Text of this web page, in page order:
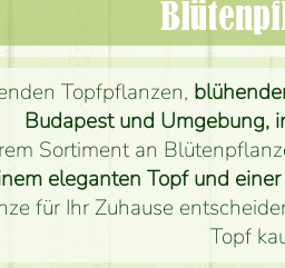
Topfpflanzen,
Budapest und Umgebung,
Sortiment an
eleganten Topf und
für Ihr Zuhause
Topf